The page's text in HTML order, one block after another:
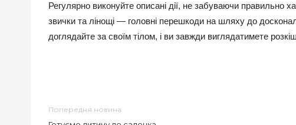
Регулярно виконуйте описані дії, не забуваючи правильно
звички та лінощі — головні перешкоди на шляху до
доглядайте за своїм тілом, і ви завжди виглядатимете
Попередня новина